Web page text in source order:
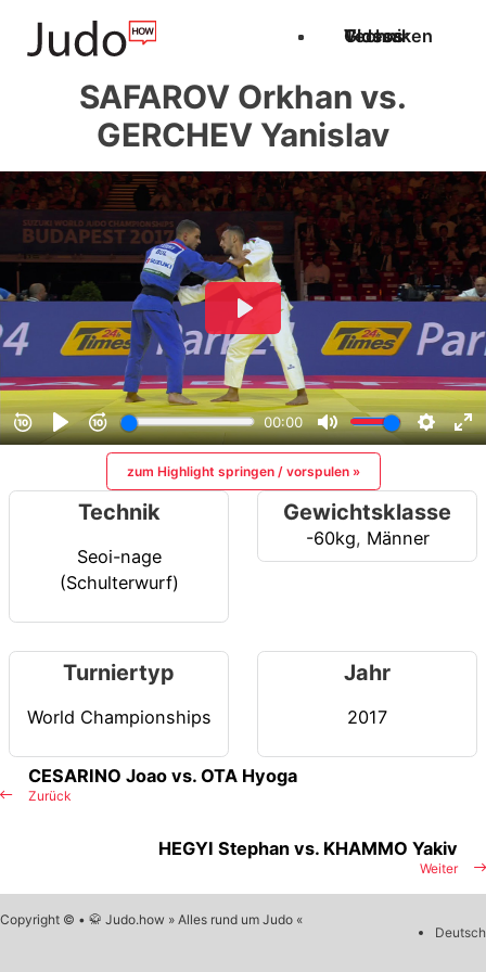
Techniken
Videos
Glossar
SAFAROV Orkhan vs.
GERCHEV Yanislav
zum Highlight springen / vorspulen »
Technik
Seoi-nage
(Schulterwurf)
Gewichtsklasse
-60kg, Männer
Turniertyp
World Championships
Jahr
2017
Zurück
CESARINO Joao vs. OTA Hyoga
Weiter
HEGYI Stephan vs. KHAMMO Yakiv
Copyright © • 🥋 Judo.how » Alles rund um Judo «
Deutsch